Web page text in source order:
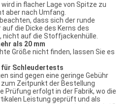
in flacher Lage von Spitze zu
aber nach Umfang.
dass sich der runde
die Dicke des Kerns des
nicht auf die Stoffjackenhülle.
als 20 mm
Größe nicht finden, lassen Sie es
für Schleudertests
sind gegen eine geringe Gebühr
Zeitpunkt der Bestellung
Prüfung erfolgt in der Fabrik, wo die
Leistung geprüft und als